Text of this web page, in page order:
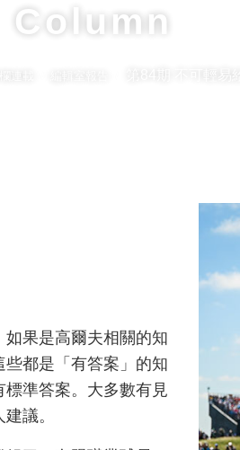
Column
果是高爾夫相關的知
都是「有答案」的知
準答案。大多數有見
議。